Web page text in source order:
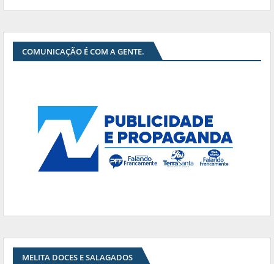
COMUNICAÇÃO É COM A GENTE.
MELITA DOCES E SALAGADOS